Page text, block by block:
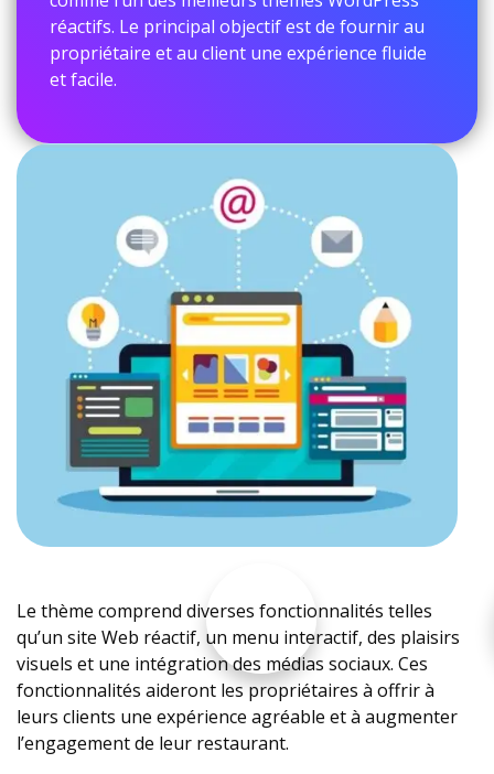
réactifs. Le principal objectif est de fournir au
propriétaire et au client une expérience fluide
et facile.
Le thème comprend diverses fonctionnalités telles
qu’un site Web réactif, un menu interactif, des plaisirs
visuels et une intégration des médias sociaux. Ces
fonctionnalités aideront les propriétaires à offrir à
leurs clients une expérience agréable et à augmenter
l’engagement de leur restaurant.